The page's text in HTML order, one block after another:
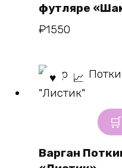
футляре
₽1550
Варган